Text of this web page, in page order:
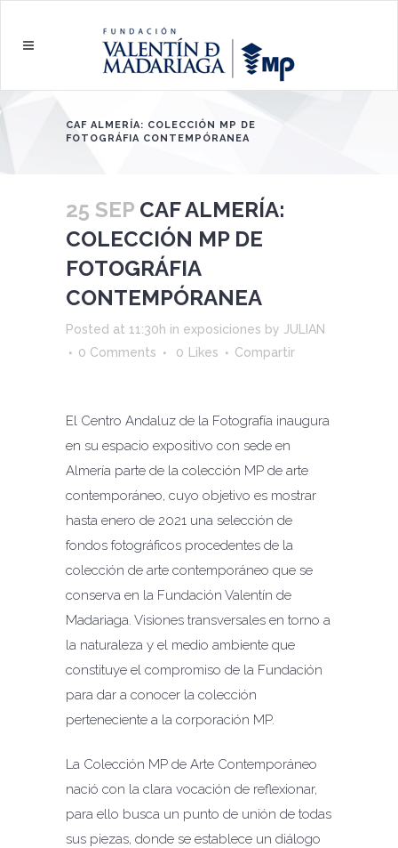
CAF ALMERÍA: COLECCIÓN MP DE
FOTOGRÁFIA CONTEMPÓRANEA
25 SEP CAF ALMERÍA:
COLECCIÓN MP DE
FOTOGRÁFIA
CONTEMPÓRANEA
Posted at 11:30h in exposiciones by JULIAN
0 Comments
0 Likes Compartir
El Centro Andaluz de la Fotografía inaugura
en su espacio expositivo con sede en
Almería parte de la colección MP de arte
contemporáneo, cuyo objetivo es mostrar
hasta enero de 2021 una selección de
fondos fotográficos procedentes de la
colección de arte contemporáneo que se
conserva en la Fundación Valentín de
Madariaga. Visiones transversales en torno a
la naturaleza y el medio ambiente que
constituye el compromiso de la Fundación
para dar a conocer la colección
perteneciente a la corporación MP.
La Colección MP de Arte Contemporáneo
nació con la clara vocación de reflexionar,
para ello busca un punto de unión de todas
sus piezas, donde se establece un diálogo